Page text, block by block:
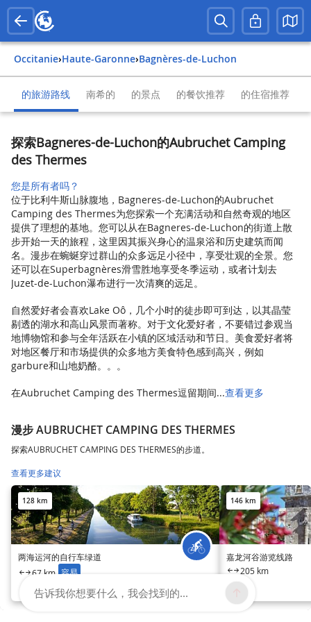
Occitanie› Haute-Garonne› Bagnères-de-Luchon
的旅游路线 南希的 的景点 的餐饮推荐 的住宿推荐
探索Bagneres-de-Luchon的Aubruchet Camping
des Thermes
您是所有者吗？
位于比利牛斯山脉腹地，Bagneres-de-Luchon的Aubruchet
Camping des Thermes为您探索一个充满活动和自然奇观的地区
提供了理想的基地。您可以从在Bagneres-de-Luchon的街道上散
步开始一天的旅程，这里因其振兴身心的温泉浴和历史建筑而闻
名。漫步在蜿蜒穿过群山的众多远足小径中，享受壮观的全景。您
还可以在Superbagnères滑雪胜地享受冬季运动，或者计划去
Juzet-de-Luchon瀑布进行一次清爽的远足。
自然爱好者会喜欢Lake Oô，几个小时的徒步即可到达，以其晶莹
剔透的湖水和高山风景而著称。对于文化爱好者，不要错过参观当
地博物馆和参与全年活跃在小镇的区域活动和节日。美食爱好者将
对地区餐厅和市场提供的众多地方美食特色感到高兴，例如
garbure和山地奶酪。。。
在Aubruchet Camping des Thermes逗留期间...查看更多
漫步 AUBRUCHET CAMPING DES THERMES
探索AUBRUCHET CAMPING DES THERMES的步道。
查看更多建议
128 km
两海运河的自行车绿道
67 km 容易
146 km
嘉龙河谷游览线路
205 km
告诉我你想要什么，我会找到的...